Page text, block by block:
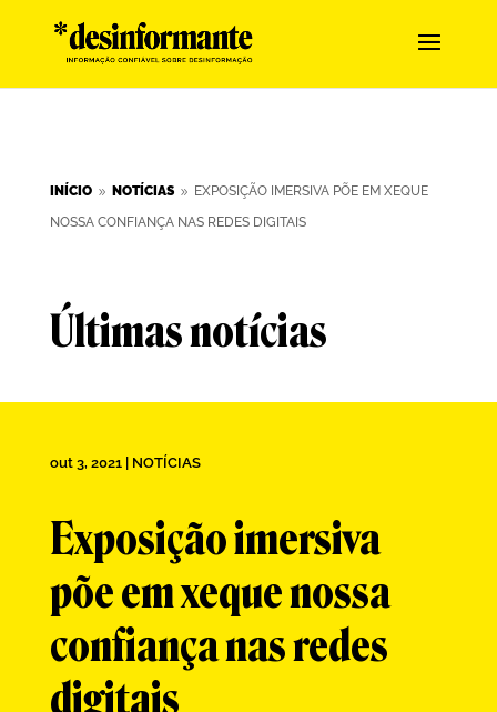
INÍCIO 9 NOTÍCIAS 9
EXPOSIÇÃO IMERSIVA PÕE EM XEQUE
NOSSA CONFIANÇA NAS REDES DIGITAIS
Últimas notícias
out 3, 2021| NOTÍCIAS
Exposição imersiva
põe em xeque nossa
confiança nas redes
digitais